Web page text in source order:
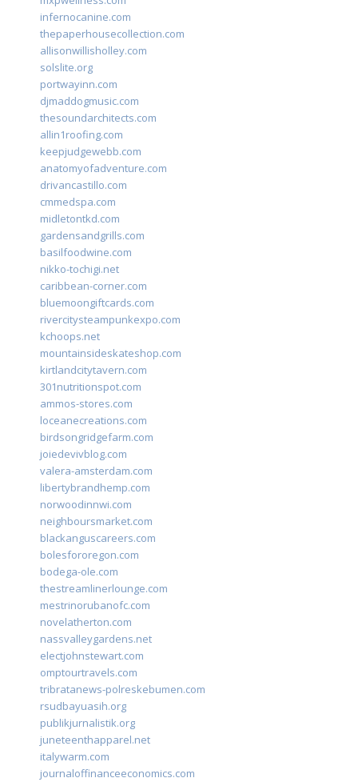
infernocanine.com
thepaperhousecollection.com
allisonwillisholley.com
solslite.org
portwayinn.com
djmaddogmusic.com
thesoundarchitects.com
allin1roofing.com
keepjudgewebb.com
anatomyofadventure.com
drivancastillo.com
cmmedspa.com
midletontkd.com
gardensandgrills.com
basilfoodwine.com
nikko-tochigi.net
caribbean-corner.com
bluemoongiftcards.com
rivercitysteampunkexpo.com
kchoops.net
mountainsideskateshop.com
kirtlandcitytavern.com
301nutritionspot.com
ammos-stores.com
loceanecreations.com
birdsongridgefarm.com
joiedevivblog.com
valera-amsterdam.com
libertybrandhemp.com
norwoodinnwi.com
neighboursmarket.com
blackanguscareers.com
bolesfororegon.com
bodega-ole.com
thestreamlinerlounge.com
mestrinorubanofc.com
novelatherton.com
nassvalleygardens.net
electjohnstewart.com
omptourtravels.com
tribratanews-polreskebumen.com
rsudbayuasih.org
publikjurnalistik.org
juneteenthapparel.net
italywarm.com
journaloffinanceeconomics.com